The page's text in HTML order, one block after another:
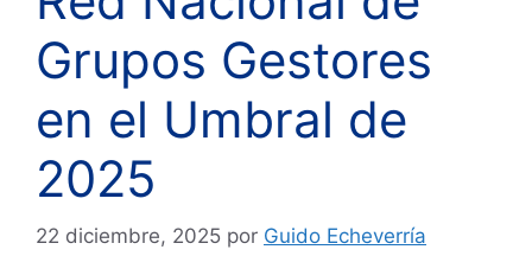
Grupos Gestores
en el Umbral de
2025
22 diciembre, 2025 por Guido Echeverría